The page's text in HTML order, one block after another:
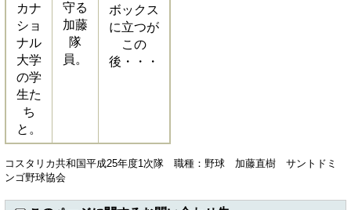
カナ
ショ
ナル
大学
の学
生た
ち
と。
守る
加藤
隊
員。
ボックス
に立つが
この
後・・・
コスタリカ共和国平成25年度1次隊 職種：野球 加藤直樹 サントドミ
ンゴ野球協会